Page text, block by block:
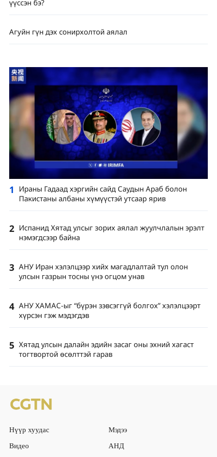
үүссэн бэ?
Агуйн гүн дэх сонирхолтой аялал
1
Ираны Гадаад хэргийн сайд Саудын Араб болон
Пакистаны албаны хүмүүстэй утсаар ярив
2 Испанид Хятад улсыг зорих аялал жуулчлалын эрэлт
нэмэгдсээр байна
3 АНУ Иран хэлэлцээр хийх магадлалтай тул олон
улсын газрын тосны үнэ огцом унав
4 АНУ ХАМАС-ыг “бүрэн зэвсэггүй болгох” хэлэлцээрт
хүрсэн гэж мэдэгдэв
5 Хятад улсын далайн эдийн засаг оны эхний хагаст
тогтвортой өсөлттэй гарав
Нүүр хуудас
Мэдээ
Видео
АНД